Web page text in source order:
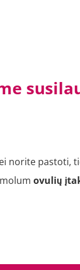
norite pastoti,
ovulių